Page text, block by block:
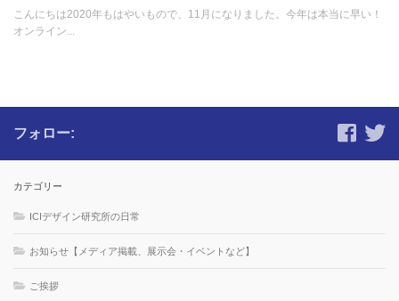
こんにちは2020年もはやいもので、11月になりました。今年は本当に早い！
オンライン...
フォロー:
カテゴリー
ICIデザイン研究所の日常
お知らせ【メディア掲載、展示会・イベントなど】
ご挨拶